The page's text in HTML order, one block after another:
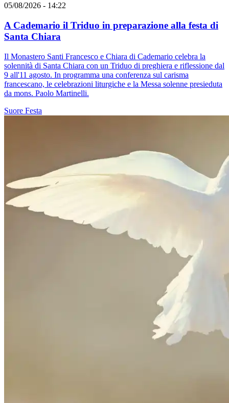
05/08/2026 - 14:22
A Cademario il Triduo in preparazione alla festa di
Santa Chiara
Il Monastero Santi Francesco e Chiara di Cademario celebra la
solennità di Santa Chiara con un Triduo di preghiera e riflessione dal
9 all'11 agosto. In programma una conferenza sul carisma
francescano, le celebrazioni liturgiche e la Messa solenne presieduta
da mons. Paolo Martinelli.
Suore Festa